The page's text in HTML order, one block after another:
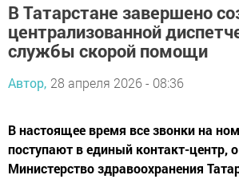
В Татарстане завершено
централизованной
службы скорой помощи
Автор, 28 апреля 2026 - 08:36
В настоящее время все звонки на
поступают в единый контакт-центр,
Министерство здравоохранения